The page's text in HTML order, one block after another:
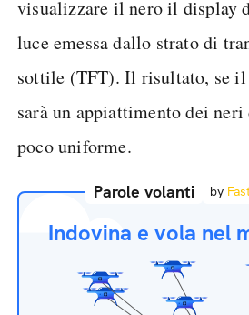
visualizzare il nero il display
luce emessa dallo strato di
sottile (TFT). Il risultato, se il
sarà un appiattimento dei
poco uniforme.
Parole volanti by
Indovina e vola nel